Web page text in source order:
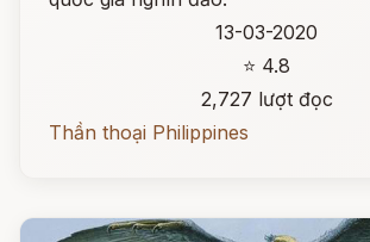
13-03-2020
⭐ 4.8
2,727 lượt đọc
Thần thoại Philippines